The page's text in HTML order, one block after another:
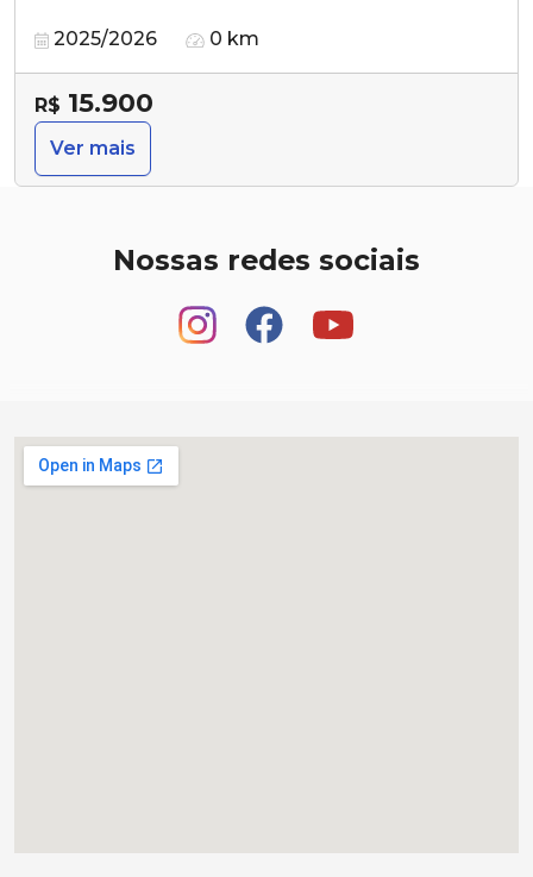
2025/2026 0 km
R$ 15.900
Ver mais
Nossas redes sociais